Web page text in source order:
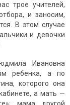
трое учителей,
и заносим,
В этом случае
и девочки
Ивановна
ребенка, а по
которого она
а мать —